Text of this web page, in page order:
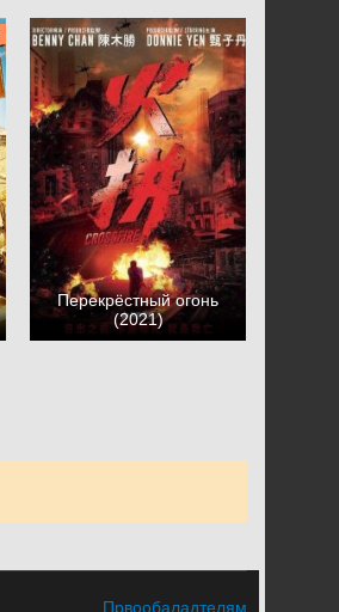
Перекрёстный огонь
(2021)
Првообаладтелям